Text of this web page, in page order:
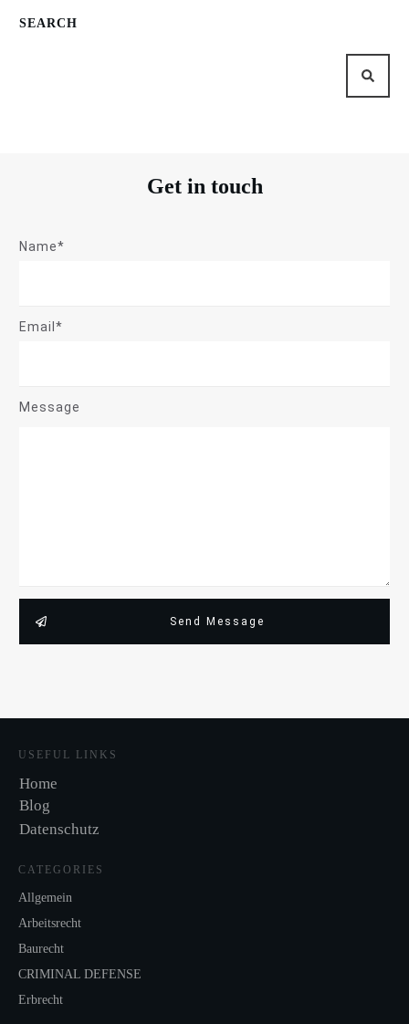
SEARCH
Get in touch
Name*
Email*
Message
Send Message
USEFUL LINKS
Home
Blog
Datenschutz
CATEGORIES
Allgemein
Arbeitsrecht
Baurecht
CRIMINAL DEFENSE
Erbrecht